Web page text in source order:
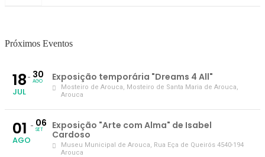
Próximos Eventos
18
JUL
30
AGO Exposição temporária "Dreams 4 All"
Mosteiro de Arouca, Mosteiro de Santa Maria de Arouca,
Arouca
01
AGO
06
SET
Exposição "Arte com Alma" de Isabel
Cardoso
Museu Municipal de Arouca, Rua Eça de Queirós 4540-194
Arouca